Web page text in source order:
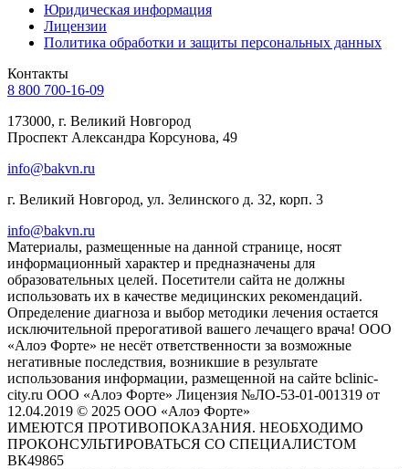
Юридическая информация
Лицензии
Политика обработки и защиты персональных данных
Контакты
8 800 700-16-09
173000, г. Великий Новгород
Проспект Александра Корсунова, 49
info@bakvn.ru
г. Великий Новгород, ул. Зелинского д. 32, корп. 3
info@bakvn.ru
Материалы, размещенные на данной странице, носят
информационный характер и предназначены для
образовательных целей. Посетители сайта не должны
использовать их в качестве медицинских рекомендаций.
Определение диагноза и выбор методики лечения остается
исключительной прерогативой вашего лечащего врача! ООО
«Алоэ Форте» не несёт ответственности за возможные
негативные последствия, возникшие в результате
использования информации, размещенной на сайте bclinic-
city.ru ООО «Алоэ Форте» Лицензия №ЛО-53-01-001319 от
12.04.2019 © 2025 ООО «Алоэ Форте»
ИМЕЮТСЯ ПРОТИВОПОКАЗАНИЯ. НЕОБХОДИМО
ПРОКОНСУЛЬТИРОВАТЬСЯ СО СПЕЦИАЛИСТОМ
ВК49865